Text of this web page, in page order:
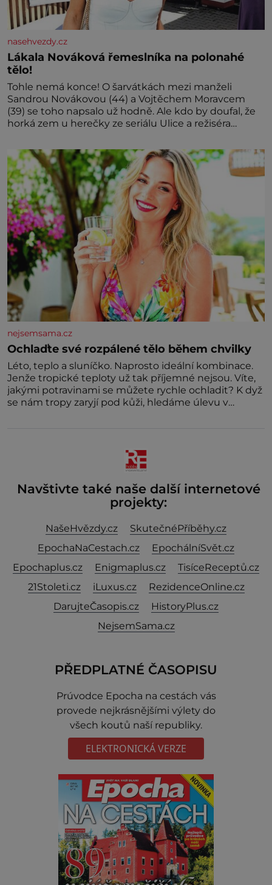
nasehvezdy.cz
Lákala Nováková řemeslníka na polonahé
tělo!
Tohle nemá konce! O šarvátkách mezi manželi
Sandrou Novákovou (44) a Vojtěchem Moravcem
(39) se toho napsalo už hodně. Ale kdo by doufal, že
horká zem u herečky ze seriálu Ulice a režiséra
nejsemsama.cz
Ochlaďte své rozpálené tělo během chvilky
Léto, teplo a sluníčko. Naprosto ideální kombinace.
Jenže tropické teploty už tak příjemné nejsou. Víte,
jakými potravinami se můžete rychle ochladit? K dyž
se nám tropy zaryjí pod kůži, hledáme úlevu v
Navštivte také naše další internetové
projekty:
NašeHvězdy.cz
SkutečnéPříběhy.cz
EpochaNaCestach.cz
EpochálníSvět.cz
Epochaplus.cz
Enigmaplus.cz
TisíceReceptů.cz
21Stoleti.cz
iLuxus.cz
RezidenceOnline.cz
DarujteČasopis.cz
HistoryPlus.cz
NejsemSama.cz
PŘEDPLATNÉ ČASOPISU
Prúvodce Epocha na cestách vás
provede nejkrásnějšími výlety do
všech koutů naší republiky.
ELEKTRONICKÁ VERZE